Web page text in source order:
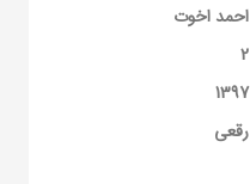
احمد اخوت
2
1397
رقعی